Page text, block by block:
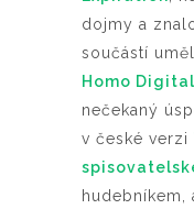
dojmy a
součástí
Homo
nečekaný
v české verzi
hudebníkem,